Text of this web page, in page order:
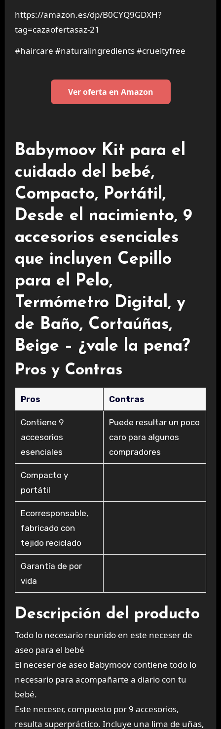
https://amazon.es/dp/B0CYQ9GDXH?
tag=cazaofertasaz-21
#haircare #naturalingredients #crueltyfree
Ver oferta en Amazon
Babymoov Kit para el
cuidado del bebé,
Compacto, Portátil,
Desde el nacimiento, 9
accesorios esenciales
que incluyen Cepillo
para el Pelo,
Termómetro Digital, y
de Baño, Cortaúñas,
Beige – ¿vale la pena?
Pros y Contras
Pros Contras
Contiene 9
accesorios
esenciales
Puede resultar un poco
caro para algunos
compradores
Compacto y
portátil
Ecorresponsable,
fabricado con
tejido reciclado
Garantía de por
vida
Descripción del producto
Todo lo necesario reunido en este neceser de
aseo para el bebé
El neceser de aseo Babymoov contiene todo lo
necesario para acompañarte a diario con tu
bebé.
Este neceser, compuesto por 9 accesorios,
resulta superpráctico. Incluye una lima de uñas,